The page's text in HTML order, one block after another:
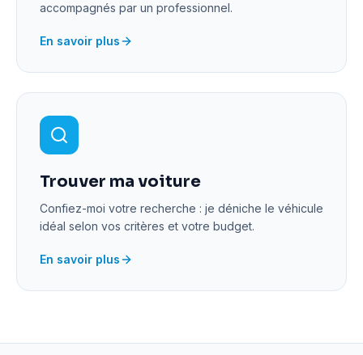
accompagnés par un professionnel.
En savoir plus
Trouver ma voiture
Confiez-moi votre recherche : je déniche le véhicule
idéal selon vos critères et votre budget.
En savoir plus